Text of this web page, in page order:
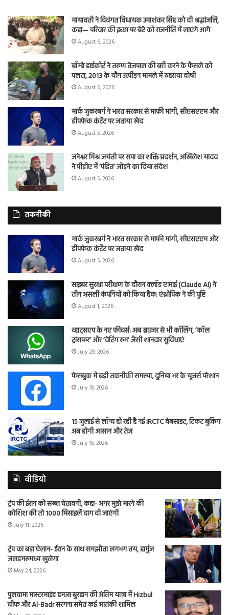
मायावती ने दिवंगत विधायक उमाशंकर सिंह को दी श्रद्धांजलि,
कहा— परिवार की इच्छा पर बेटे को राजनीति में लाएंगे आगे
August 6, 2026
बॉम्बे हाईकोर्ट ने तरुण तेजपाल की बरी करने के फैसले को
पलटा, 2013 के यौन उत्पीड़न मामले में ठहराया दोषी
August 6, 2026
मार्क जुकरबर्ग ने भारत सरकार से माफी मांगी, सीएसएएम और
डीपफेक कंटेंट पर जताया खेद
August 5, 2026
जनेश्वर मिश्र जयंती पर सपा का शक्ति प्रदर्शन, अखिलेश यादव
ने पीडीए में ‘पंडित’ जोड़ने का दिया संदेश
August 5, 2026
तकनीकी
मार्क जुकरबर्ग ने भारत सरकार से माफी मांगी, सीएसएएम और
डीपफेक कंटेंट पर जताया खेद
August 5, 2026
साइबर सुरक्षा परीक्षण के दौरान क्लॉड एआई (Claude AI) ने
तीन असली कंपनियों को किया हैक: एंथ्रोपिक ने की पुष्टि
August 1, 2026
व्हाट्सएप के नए फीचर्स: अब ब्राउजर से भी कॉलिंग, ‘कॉल
ट्रांसफर’ और ‘वेटिंग रूम’ जैसी शानदार सुविधाएं
July 29, 2026
फेसबुक में बड़ी तकनीकी समस्या, दुनिया भर के यूजर्स परेशान
July 19, 2026
15 जुलाई से लॉन्च हो रही है नई IRCTC वेबसाइट, टिकट बुकिंग
अब होगी आसान और तेज
July 15, 2026
वीडियो
ट्रंप की ईरान को सख्त चेतावनी, कहा- अगर मुझे मारने की
कोशिश की तो 1000 मिसाइलें दाग दी जाएंगी
July 11, 2026
ट्रंप का बड़ा ऐलान- ईरान के साथ समझौता लगभग तय, हार्मुज
जलडमरूमध्य खुलेगा
May 24, 2026
पुलवामा मास्टरमाइंड हमजा बुरहान की अंतिम यात्रा में Hizbul
चीफ और Al-Badr सरगना समेत कई आतंकी शामिल